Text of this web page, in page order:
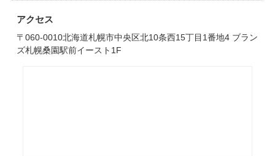
アクセス
〒060-0010北海道札幌市中央区北10条西15丁目1番地4 ブラン
ズ札幌桑園駅前イースト1F